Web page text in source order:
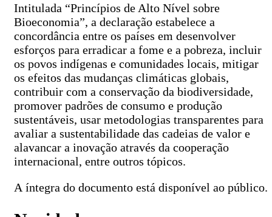
Intitulada “Princípios de Alto Nível sobre
Bioeconomia”, a declaração estabelece a
concordância entre os países em desenvolver
esforços para erradicar a fome e a pobreza, incluir
os povos indígenas e comunidades locais, mitigar
os efeitos das mudanças climáticas globais,
contribuir com a conservação da biodiversidade,
promover padrões de consumo e produção
sustentáveis, usar metodologias transparentes para
avaliar a sustentabilidade das cadeias de valor e
alavancar a inovação através da cooperação
internacional, entre outros tópicos.
A íntegra do documento está disponível ao público.